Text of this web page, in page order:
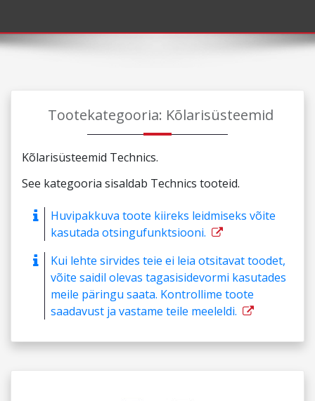
Tootekategooria: Kõlarisüsteemid
Kõlarisüsteemid Technics.
See kategooria sisaldab Technics tooteid.
Huvipakkuva toote kiireks leidmiseks võite
kasutada otsingufunktsiooni.
Kui lehte sirvides teie ei leia otsitavat toodet,
võite saidil olevas tagasisidevormi kasutades
meile päringu saata. Kontrollime toote
saadavust ja vastame teile meeleldi.